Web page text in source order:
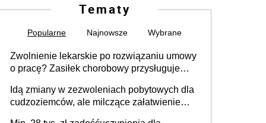
Tematy
Popularne Najnowsze Wybrane
Zwolnienie lekarskie po rozwiązaniu umowy
o pracę? Zasiłek chorobowy przysługuje
dni od ustania stosunku pracy
Idą zmiany w zezwoleniach pobytowych dla
cudzoziemców, ale milczące załatwienie